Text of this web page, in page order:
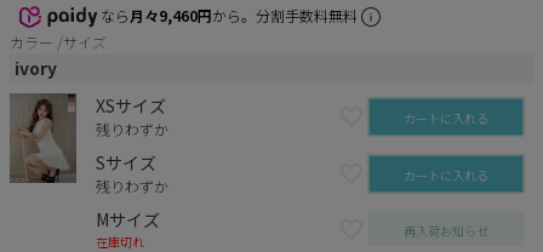
なら月々9,460円から。分割手数料無料
カラー
サイズ
ivory
XSサイズ
残りわずか カートに入れる
Sサイズ
残りわずか カートに入れる
Mサイズ
在庫切れ
再入荷お知らせ